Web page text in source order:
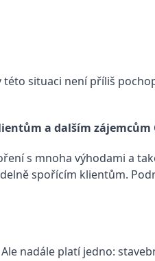
situaci není příliš
a dalším zájemcům
s mnoha výhodami a
spořícím klientům.
nadále platí jedno: